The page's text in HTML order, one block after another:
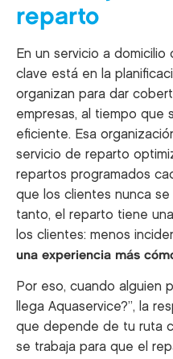
reparto
En un servicio a domicilio
clave está en la
organizan para dar
empresas, al tiempo que
eficiente. Esa
servicio de reparto
repartos programados
que los clientes nunca
tanto, el reparto tiene
los clientes: menos
una experiencia más
Por eso, cuando alguien
llega Aquaservice?”, la
que depende de tu ruta
se trabaja para que el